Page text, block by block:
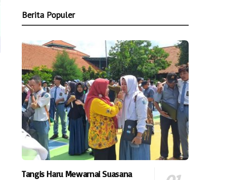
Berita Populer
Tangis Haru Mewarnai Suasana